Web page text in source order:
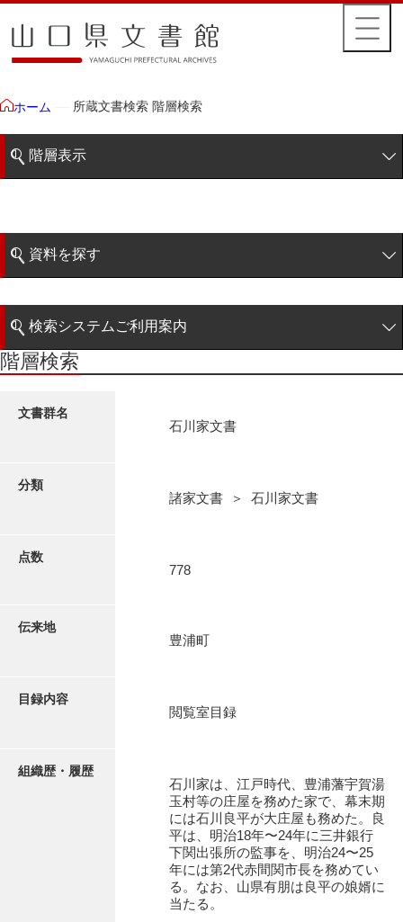
ホーム 所蔵文書検索 階層検索
階層表示
藩政文書
特定歴史公文書
諸家文書
荒瀬家文書（防府市）
阿武家文書（山口市）
阿武家文書（美祢市）
阿武家文書(美祢市２)
資料を探す
階層検索
近代刊行写真帳類
検索システムご利用案内
検索システムの利用について
更新履歴
階層検索
文書群名
石川家文書
分類
諸家文書 ＞ 石川家文書
点数
778
伝来地
豊浦町
目録内容
閲覧室目録
組織歴・履歴
石川家は、江戸時代、豊浦藩宇賀湯
玉村等の庄屋を務めた家で、幕末期
には石川良平が大庄屋も務めた。良
平は、明治18年〜24年に三井銀行
下関出張所の監事を、明治24〜25
年には第2代赤間関市長を務めてい
る。なお、山県有朋は良平の娘婿に
当たる。